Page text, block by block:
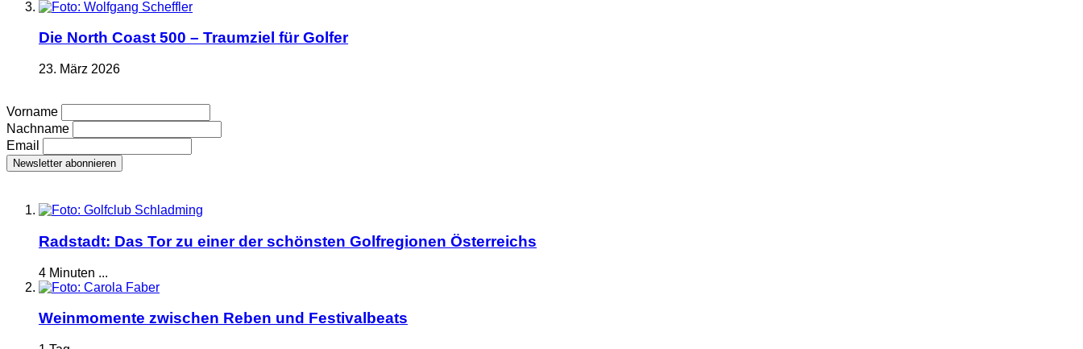
Die North Coast 500 – Traumziel für Golfer
23. März 2026
Vorname
Nachname
Email
Radstadt: Das Tor zu einer der schönsten Golfregionen Österreichs
4 Minuten ...
Weinmomente zwischen Reben und Festivalbeats